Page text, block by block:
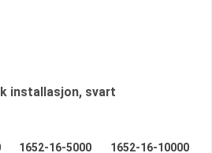
installasjon, svart
1652-16-5000 1652-16-10000